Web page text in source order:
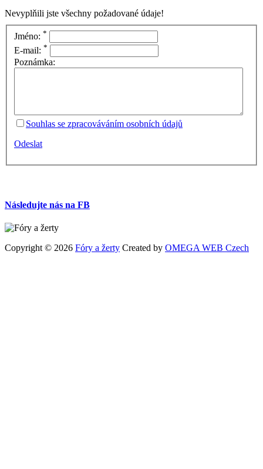
Nevyplňili jste všechny požadované údaje!
Jméno: *
E-mail: *
Poznámka:
Souhlas se zpracováváním osobních údajů
Odeslat
Následujte nás na FB
Copyright © 2026 Fóry a žerty Created by OMEGA WEB Czech